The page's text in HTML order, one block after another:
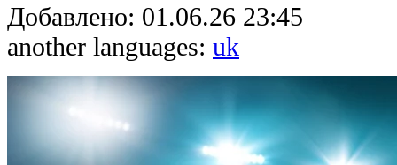
Добавлено: 01.06.26 23:45
another languages: uk